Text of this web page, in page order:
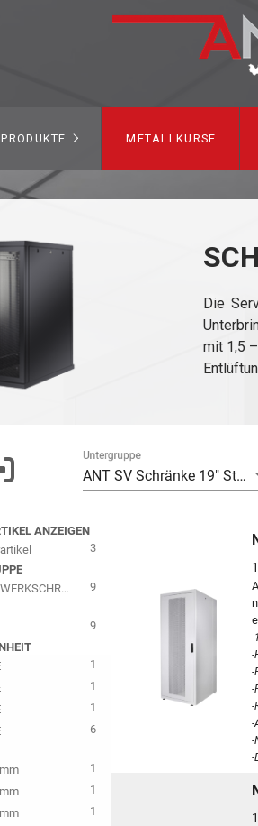
PRODUKTE METALLKURSE
Die
mit 1,5